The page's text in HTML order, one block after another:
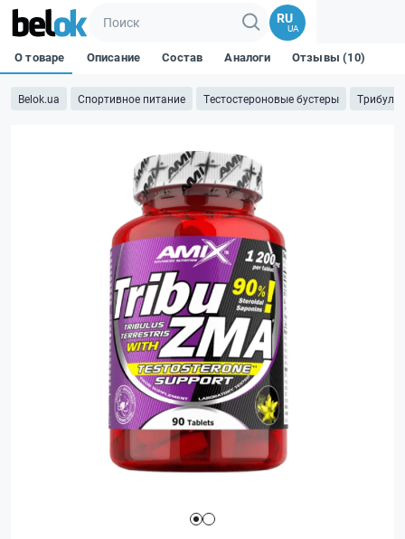
RU
UA
Belok.ua Спортивное питание Тестостероновые бустеры Трибулус
О товаре Описание Состав Аналоги Отзывы (10)